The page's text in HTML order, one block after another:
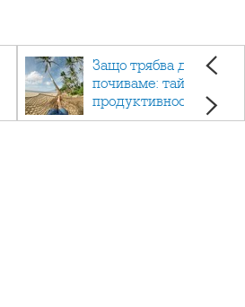
Защо трябва да си
почиваме: тайната на
продуктивността,
здравето и добрия